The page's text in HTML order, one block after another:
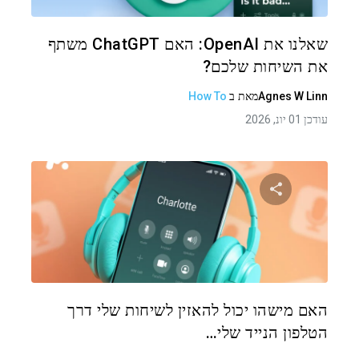
שאלנו את OpenAI: האם ChatGPT משתף
את השיחות שלכם?
Agnes W Linnמאת ב How To
עודכן 01 יונ, 2026
שתף מאמר זה
האם מישהו יכול להאזין לשיחות שלי דרך
הטלפון הנייד שלי…